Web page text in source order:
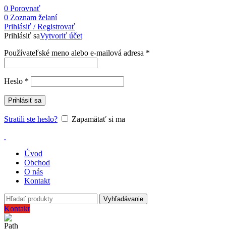
0 Porovnať
0 Zoznam želaní
Prihlásiť / Registrovať
Prihlásiť saVytvoriť účet
Používateľské meno alebo e-mailová adresa *
Heslo *
Prihlásiť sa
Stratili ste heslo? Zapamätať si ma
Úvod
Obchod
O nás
Kontakt
Vyhľadávanie
Kontakt